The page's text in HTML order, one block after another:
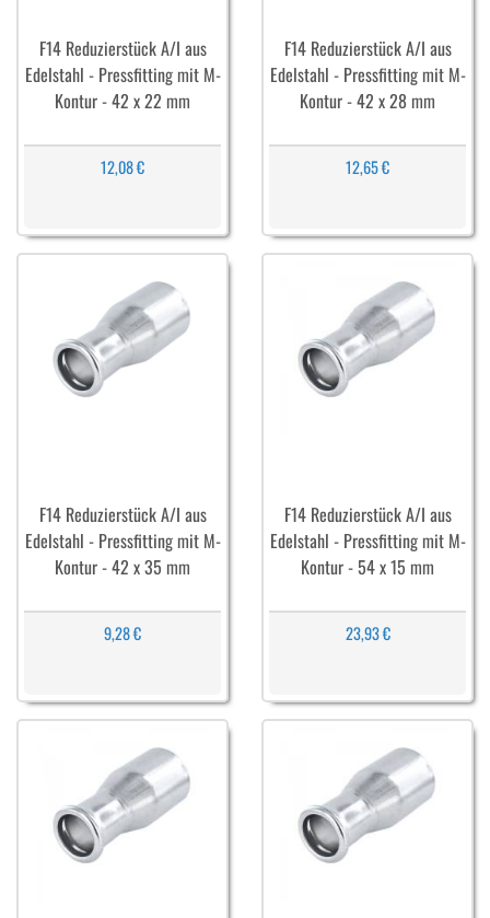
F14 Reduzierstück A/I aus
Edelstahl - Pressfitting mit M-
Kontur - 42 x 22 mm
12,08 €
F14 Reduzierstück A/I aus
Edelstahl - Pressfitting mit M-
Kontur - 42 x 28 mm
12,65 €
F14 Reduzierstück A/I aus
Edelstahl - Pressfitting mit M-
Kontur - 42 x 35 mm
9,28 €
F14 Reduzierstück A/I aus
Edelstahl - Pressfitting mit M-
Kontur - 54 x 15 mm
23,93 €